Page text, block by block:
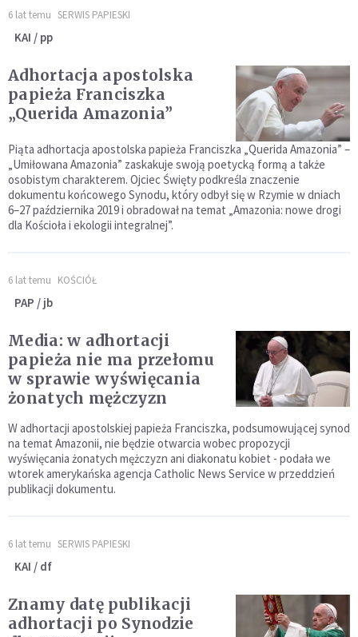
6 lat temu SERWIS PAPIESKI
KAI / pp
Adhortacja apostolska
papieża Franciszka
„Querida Amazonia”
Piąta adhortacja apostolska papieża Franciszka „Querida Amazonia” –
„Umiłowana Amazonia” zaskakuje swoją poetycką formą a także
osobistym charakterem. Ojciec Święty podkreśla znaczenie
dokumentu końcowego Synodu, który odbył się w Rzymie w dniach
6–27 października 2019 i obradował na temat „Amazonia: nowe drogi
dla Kościoła i ekologii integralnej”.
6 lat temu KOŚCIÓŁ
PAP / jb
Media: w adhortacji
papieża nie ma przełomu
w sprawie wyświęcania
żonatych mężczyzn
W adhortacji apostolskiej papieża Franciszka, podsumowującej synod
na temat Amazonii, nie będzie otwarcia wobec propozycji
wyświęcania żonatych mężczyzn ani diakonatu kobiet - podała we
wtorek amerykańska agencja Catholic News Service w przeddzień
publikacji dokumentu.
6 lat temu SERWIS PAPIESKI
KAI / df
Znamy datę publikacji
adhortacji po Synodzie